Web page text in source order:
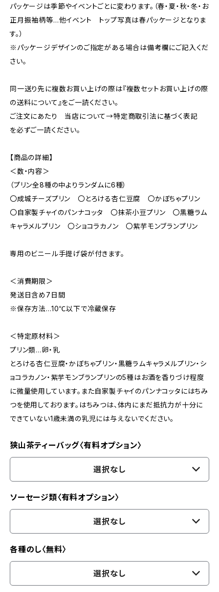
パッケージは季節やイベントごとに変わります。（春・夏・秋・冬・お
正月振袖柄等…他イベント トップ写真は春パッケージとなりま
す。）
※パッケージデザインのご指定がある場合は備考欄にご記入くだ
さい。
同一送り先に複数お買い上げの際は『複数セットお買い上げの際
の送料について』をご一読ください。
ご注文にあたり 当店について→特定商取引法に基づく表記
を必ずご一読ください。
【商品の詳細】
＜数・内容＞
（プリン全8種の中よりランダムに6種）
〇成城チーズプリン 〇とろける杏仁豆腐 〇かぼちゃプリン
〇自家製チャイのパンナコッタ 〇抹茶小豆プリン 〇黒糖ラム
キャラメルプリン 〇ショコラカノン 〇紫芋モンブランプリン
専用のビニール手提げ袋が付きます。
＜消費期限＞
発送日含め7日間
※保存方法…10℃以下で冷蔵保存
＜特定原材料＞
プリン類…卵・乳
とろける杏仁豆腐・かぼちゃプリン・黒糖ラムキャラメルプリン・シ
ョコラカノン・紫芋モンブランプリンの5種はお酒を香りづけ程度
に微量使用しています。また自家製チャイのパンナコッタにはちみ
つを使用しております。はちみつは、体内にまだ抵抗力が十分に
できていない1歳未満の乳児には与えないでください。
狭山茶ティーバッグ〈有料オプション〉
選択なし
ソーセージ類〈有料オプション〉
選択なし
各種のし〈無料〉
選択なし